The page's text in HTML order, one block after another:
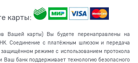
карты:
Вашей карты) Вы будете перенаправлены на
Соединение с платёжным шлюзом и передача
режиме с использованием протокола
Ваш банк поддерживает технологию безопасного